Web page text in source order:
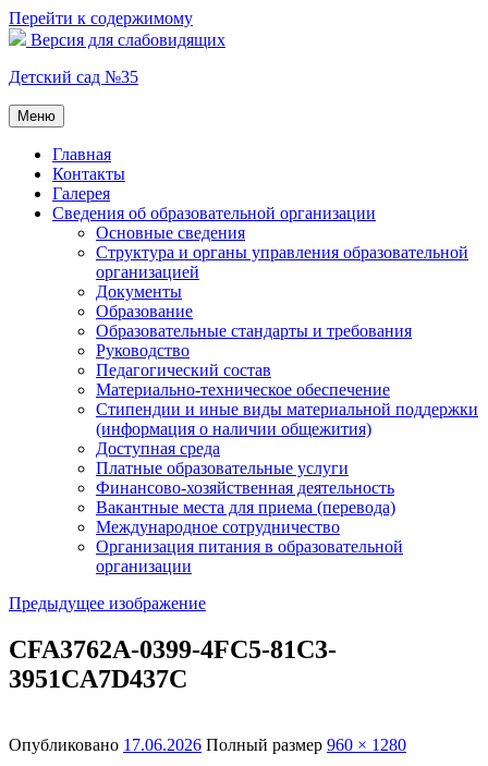
Перейти к содержимому
Версия для слабовидящих
Детский сад №35
Меню
Главная
Контакты
Галерея
Сведения об образовательной организации
Основные сведения
Структура и органы управления образовательной
организацией
Документы
Образование
Образовательные стандарты и требования
Руководство
Педагогический состав
Материально-техническое обеспечение
Стипендии и иные виды материальной поддержки
(информация о наличии общежития)
Доступная среда
Платные образовательные услуги
Финансово-хозяйственная деятельность
Вакантные места для приема (перевода)
Международное сотрудничество
Организация питания в образовательной
организации
Предыдущее изображение
CFA3762A-0399-4FC5-81C3-
3951CA7D437C
Опубликовано 17.06.2026 Полный размер 960 × 1280